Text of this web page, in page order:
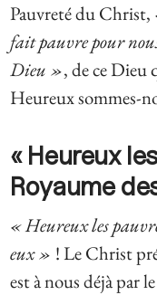
Pauvreté du Christ,
fait pauvre pour
Dieu », de ce Dieu
Heureux sommes-
« Heureux
Royaume
« Heureux les
eux » ! Le Christ
est à nous déjà par